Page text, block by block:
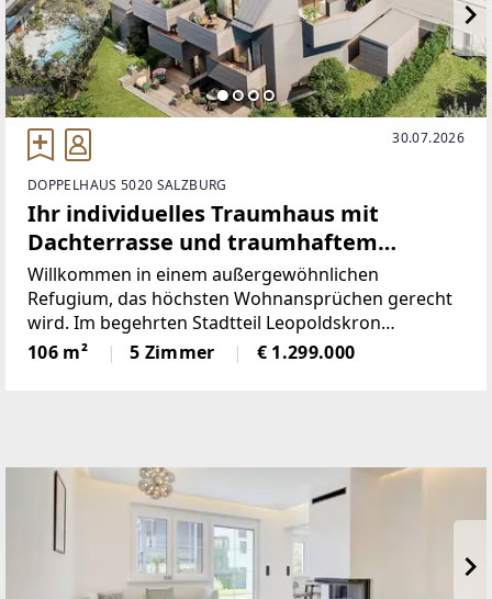
30.07.2026
DOPPELHAUS 5020 SALZBURG
Ihr individuelles Traumhaus mit
Dachterrasse und traumhaftem
Panoramablick in Premiumlage
Willkommen in einem außergewöhnlichen
Refugium, das höchsten Wohnansprüchen gerecht
wird. Im begehrten Stadtteil Leopoldskron
entstehen zwei exklusive Doppelhaushälften, die als
moderne, luxuriöse Villen konzipiert sind.Das
106 m² 5 Zimmer € 1.299.000